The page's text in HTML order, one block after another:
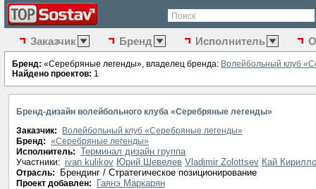
Поиск
Заказчик Бренд Исполнитель
Бренд: «Серебряные легенды», владелец бренда: Волейбольный клуб
Найдено проектов: 1
Бренд-дизайн волейбольного клуба «Серебряные легенды»
Заказчик:
Волейбольный клуб «Серебряные легенды»
Бренд: «Серебряные легенды»
Исполнитель: Терминал дизайн группа
Участники: ivan kulikov Юрий Шевелев Vladimir Zolottsev Кай
Отрасль: Брендинг / Стратегическое позиционирование
Проект добавлен: Гаянэ Маркарян